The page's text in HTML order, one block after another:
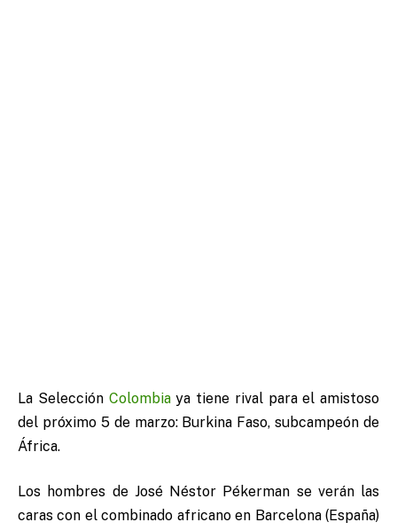
La Selección Colombiaya tiene rival para el amistoso
del próximo 5 de marzo: Burkina Faso, subcampeón de
África.
Los hombres de José Néstor Pékerman se verán las
caras con el combinado africano en Barcelona (España)